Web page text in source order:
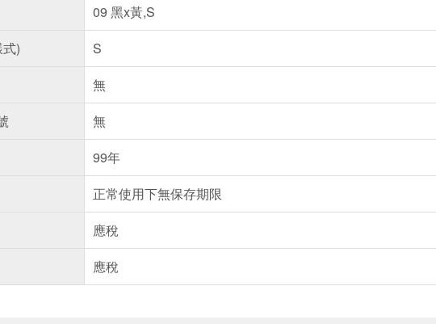
09 黑x黃,S
)
S
無
無
99年
正常使用下無保存期限
應稅
應稅